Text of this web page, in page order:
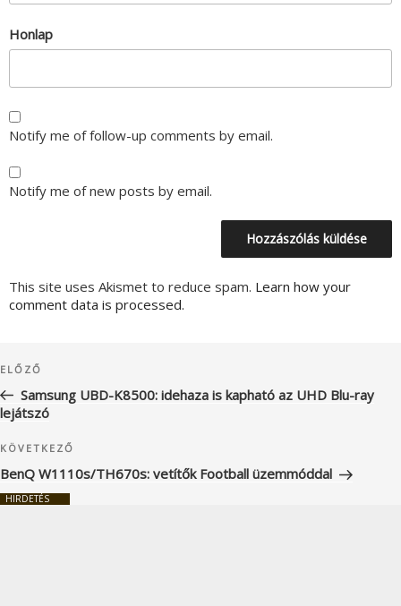
Honlap
Notify me of follow-up comments by email.
Notify me of new posts by email.
This site uses Akismet to reduce spam. Learn how your
comment data is processed.
navigáció
Korábbi
bejegyzés
ELŐZŐ
Samsung UBD-K8500: idehaza is kapható az UHD Blu-ray
lejátszó
Következő
bejegyzés
KÖVETKEZŐ
BenQ W1110s/TH670s: vetítők Football üzemmóddal
HIRDETÉS